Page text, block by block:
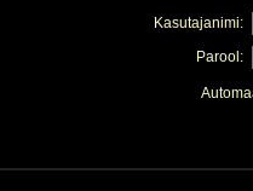
Kasutajanimi:
Parool: